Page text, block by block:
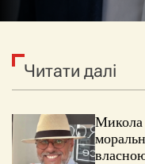
Читати далі
Микола